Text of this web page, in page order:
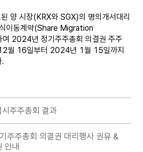
양 시장(KRX와 SGX)의 명의개서대리
이동계약(Share Migration
2024년 정기주주총회 의결권 주주
월 16일부터 2024년 1월 15일까지
.
주주총회 결과
주주총회 의결권 대리행사 권유 &
안내